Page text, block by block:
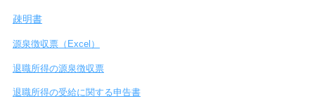
疎明書
源泉徴収票（Excel）
退職所得の源泉徴収票
退職所得の受給に関する申告書